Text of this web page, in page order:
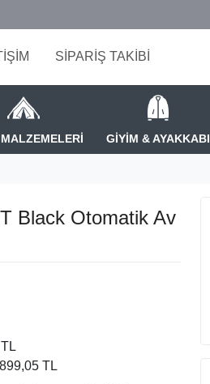
SİPARİŞ TAKİBİ
GİYİM & AYAKKABI
Black Otomatik Av
TL